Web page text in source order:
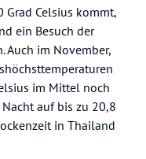
Celsius kommt,
ein Besuch der
Auch im November,
im Mittel noch
auf bis zu 20,8
in Thailand